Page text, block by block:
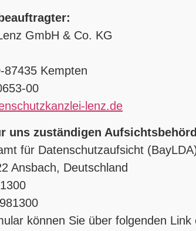
GmbH & Co. KG
87435 Kempten
00
lenz.de
uns zuständigen
für Datenschutzaufsicht
Ansbach, Deutschland
können Sie über folgenden Link